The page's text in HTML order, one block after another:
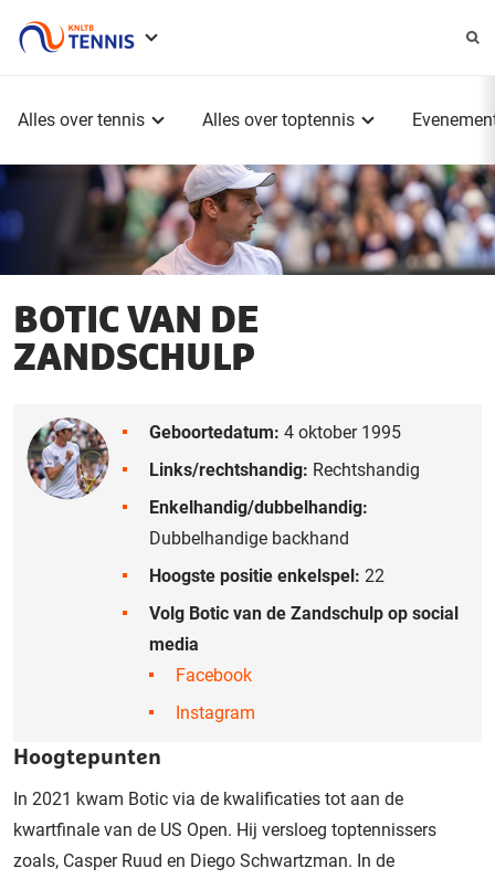
Alles over tennis Alles over toptennis
BOTIC VAN DE
ZANDSCHULP
Geboortedatum: 4 oktober 1995
Links/rechtshandig: Rechtshandig
Enkelhandig/dubbelhandig:
Dubbelhandige backhand
Hoogste positie enkelspel: 22
Volg Botic van de Zandschulp op social
media
Facebook
Instagram
Hoogtepunten
In 2021 kwam Botic via de kwalificaties tot aan de
kwartfinale van de US Open. Hij versloeg toptennissers
zoals, Casper Ruud en Diego Schwartzman. In de